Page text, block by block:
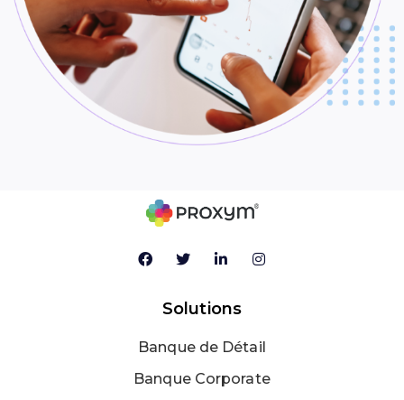
Solutions
Banque de Détail
Banque Corporate